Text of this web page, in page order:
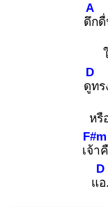
ดึก
A
ดูท
D
ร
หรื
เจ้า
F#m
แอ.
D